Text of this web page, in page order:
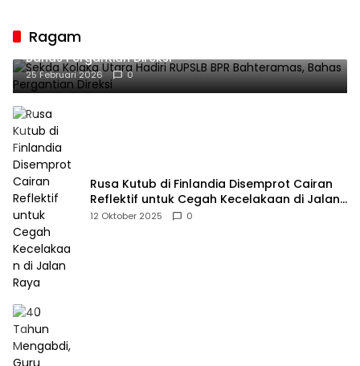
Ragam
Sekda Kolaka Utara Hadiri RUPSLB BPR Bahteramas,
Bahas Pergantian Direksi
25 Februari 2026 0
Rusa Kutub di Finlandia Disemprot Cairan
Reflektif untuk Cegah Kecelakaan di Jalan
Raya
12 Oktober 2025 0